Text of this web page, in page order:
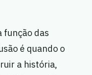
função das
é quando o
a história,